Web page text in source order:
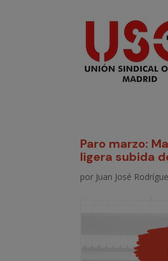
Paro marzo:
ligera subida
por Juan José